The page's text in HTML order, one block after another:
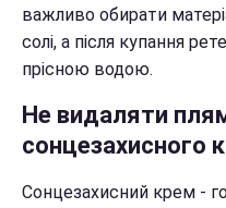
важливо обирати
солі, а після купання
прісною водою.
Не видаляти
сонцезахисного
Сонцезахисний крем -